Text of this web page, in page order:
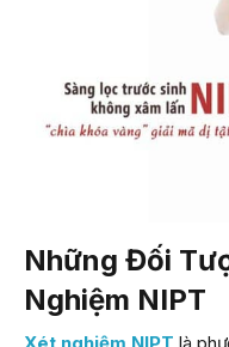
Những Đối
Nghiệm NIPT